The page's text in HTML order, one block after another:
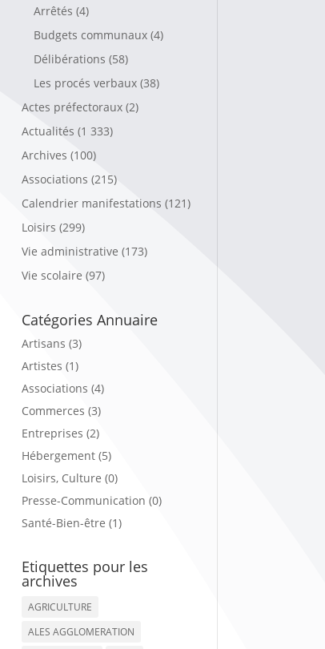
Arrêtés (4)
Budgets communaux(4)
Délibérations (58)
Les procés verbaux(38)
Actes préfectoraux(2)
Actualités (1 333)
Archives (100)
Associations (215)
Calendrier manifestations (121)
Loisirs (299)
Vie administrative (173)
Vie scolaire (97)
Catégories Annuaire
Artisans (3)
Artistes (1)
Associations (4)
Commerces (3)
Entreprises (2)
Hébergement (5)
Loisirs, Culture (0)
Presse-Communication (0)
Santé-Bien-être (1)
Etiquettes pour les
archives
AGRICULTURE
ALES AGGLOMERATION